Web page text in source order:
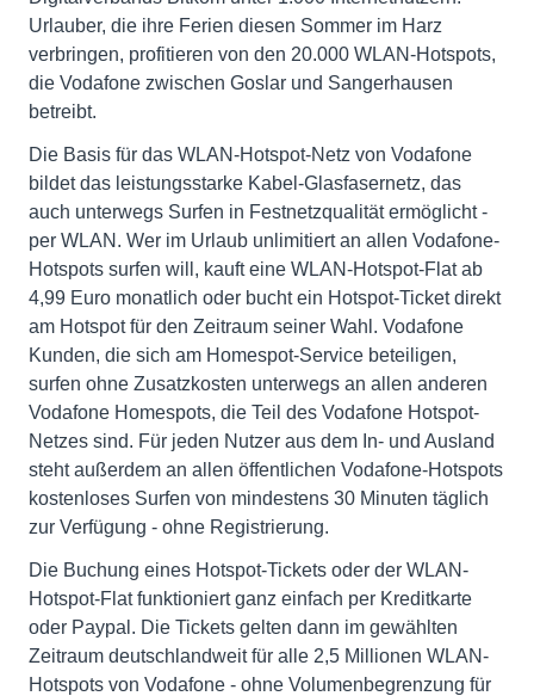
Urlauber, die ihre Ferien diesen Sommer im Harz
verbringen, profitieren von den 20.000 WLAN-Hotspots,
die Vodafone zwischen Goslar und Sangerhausen
betreibt.
Die Basis für das WLAN-Hotspot-Netz von Vodafone
bildet das leistungsstarke Kabel-Glasfasernetz, das
auch unterwegs Surfen in Festnetzqualität ermöglicht -
per WLAN. Wer im Urlaub unlimitiert an allen Vodafone-
Hotspots surfen will, kauft eine WLAN-Hotspot-Flat ab
4,99 Euro monatlich oder bucht ein Hotspot-Ticket direkt
am Hotspot für den Zeitraum seiner Wahl. Vodafone
Kunden, die sich am Homespot-Service beteiligen,
surfen ohne Zusatzkosten unterwegs an allen anderen
Vodafone Homespots, die Teil des Vodafone Hotspot-
Netzes sind. Für jeden Nutzer aus dem In- und Ausland
steht außerdem an allen öffentlichen Vodafone-Hotspots
kostenloses Surfen von mindestens 30 Minuten täglich
zur Verfügung - ohne Registrierung.
Die Buchung eines Hotspot-Tickets oder der WLAN-
Hotspot-Flat funktioniert ganz einfach per Kreditkarte
oder Paypal. Die Tickets gelten dann im gewählten
Zeitraum deutschlandweit für alle 2,5 Millionen WLAN-
Hotspots von Vodafone - ohne Volumenbegrenzung für